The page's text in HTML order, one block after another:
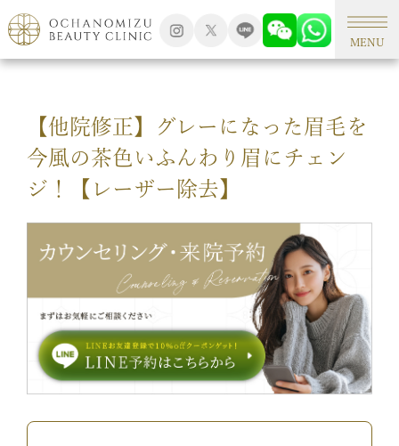
MENU
TOP アートメイク
【他院修正】グレーになった眉毛を
今風の茶色いふんわり眉にチェン
ジ！【レーザー除去】